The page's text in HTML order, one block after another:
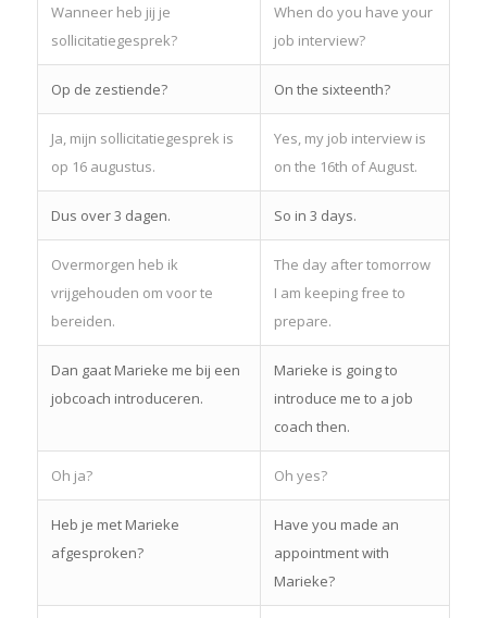
Wanneer heb jij je
sollicitatiegesprek?
When do you have your
job interview?
Op de zestiende? On the sixteenth?
Ja, mijn sollicitatiegesprek is
op 16 augustus.
Yes, my job interview is
on the 16th of August.
Dus over 3 dagen. So in 3 days.
Overmorgen heb ik
vrijgehouden om voor te
bereiden.
The day after tomorrow
I am keeping free to
prepare.
Dan gaat Marieke me bij een
jobcoach introduceren.
Marieke is going to
introduce me to a job
coach then.
Oh ja? Oh yes?
Heb je met Marieke
afgesproken?
Have you made an
appointment with
Marieke?